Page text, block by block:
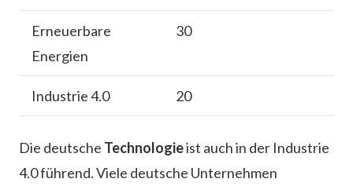
Erneuerbare
Energien
30
Industrie 4.0 20
Die deutsche Technologieist auch in der Industrie
4.0 führend. Viele deutsche Unternehmen